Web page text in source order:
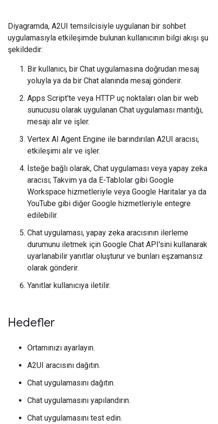
Diyagramda, A2UI temsilcisiyle uygulanan bir sohbet
uygulamasıyla etkileşimde bulunan kullanıcının bilgi akışı şu
şekildedir:
Bir kullanıcı, bir Chat uygulamasına doğrudan mesaj
yoluyla ya da bir Chat alanında mesaj gönderir.
Apps Script'te veya HTTP uç noktaları olan bir web
sunucusu olarak uygulanan Chat uygulaması mantığı,
mesajı alır ve işler.
Vertex AI Agent Engine ile barındırılan A2UI aracısı,
etkileşimi alır ve işler.
İsteğe bağlı olarak, Chat uygulaması veya yapay zeka
aracısı; Takvim ya da E-Tablolar gibi Google
Workspace hizmetleriyle veya Google Haritalar ya da
YouTube gibi diğer Google hizmetleriyle entegre
edilebilir.
Chat uygulaması, yapay zeka aracısının ilerleme
durumunu iletmek için Google Chat API'sini kullanarak
uyarlanabilir yanıtlar oluşturur ve bunları eşzamansız
olarak gönderir.
Yanıtlar kullanıcıya iletilir.
Hedefler
Ortamınızı ayarlayın.
A2UI aracısını dağıtın.
Chat uygulamasını dağıtın.
Chat uygulamasını yapılandırın.
Chat uygulamasını test edin.